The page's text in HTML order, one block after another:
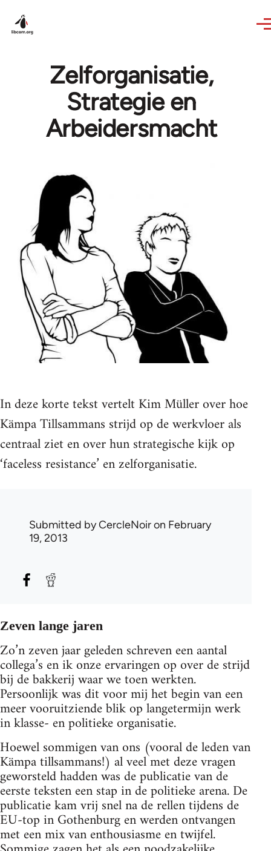
Zelforganisatie,
Strategie en
Arbeidersmacht
In deze korte tekst vertelt Kim Müller over hoe
Kämpa Tillsammans strijd op de werkvloer als
centraal ziet en over hun strategische kijk op
‘faceless resistance’ en zelforganisatie.
Submitted byCercleNoiron February
19, 2013
Zeven lange jaren
Zo’n zeven jaar geleden schreven een aantal
collega’s en ik onze ervaringen op over de strijd
bij de bakkerij waar we toen werkten.
Persoonlijk was dit voor mij het begin van een
meer vooruitziende blik op langetermijn werk
in klasse- en politieke organisatie.
Hoewel sommigen van ons (vooral de leden van
Kämpa tillsammans!) al veel met deze vragen
geworsteld hadden was de publicatie van de
eerste teksten een stap in de politieke arena. De
publicatie kam vrij snel na de rellen tijdens de
EU-top in Gothenburg en werden ontvangen
met een mix van enthousiasme en twijfel.